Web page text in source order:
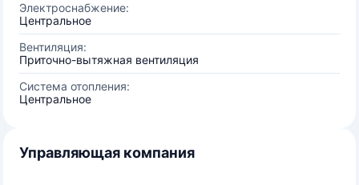
Электроснабжение:
Центральное
Вентиляция:
Приточно-вытяжная вентиляция
Система отопления:
Центральное
Управляющая компания